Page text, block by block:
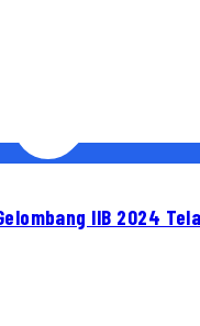
IIB 2024